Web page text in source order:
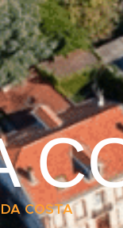
COSTA